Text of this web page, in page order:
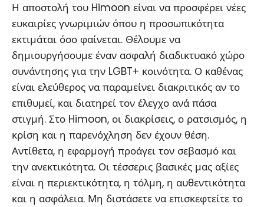
Η αποστολή του Himoon είναι να προσφέρει νέες
ευκαιρίες γνωριμιών όπου η προσωπικότητα
εκτιμάται όσο φαίνεται. Θέλουμε να
δημιουργήσουμε έναν ασφαλή διαδικτυακό χώρο
συνάντησης για την LGBT+ κοινότητα. Ο καθένας
είναι ελεύθερος να παραμείνει διακριτικός αν το
επιθυμεί, και διατηρεί τον έλεγχο ανά πάσα
στιγμή. Στο Himoon, οι διακρίσεις, ο ρατσισμός, η
κρίση και η παρενόχληση δεν έχουν θέση.
Αντίθετα, η εφαρμογή προάγει τον σεβασμό και
την ανεκτικότητα. Οι τέσσερις βασικές μας αξίες
είναι η περιεκτικότητα, η τόλμη, η αυθεντικότητα
και η ασφάλεια. Μη διστάσετε να επισκεφτείτε το